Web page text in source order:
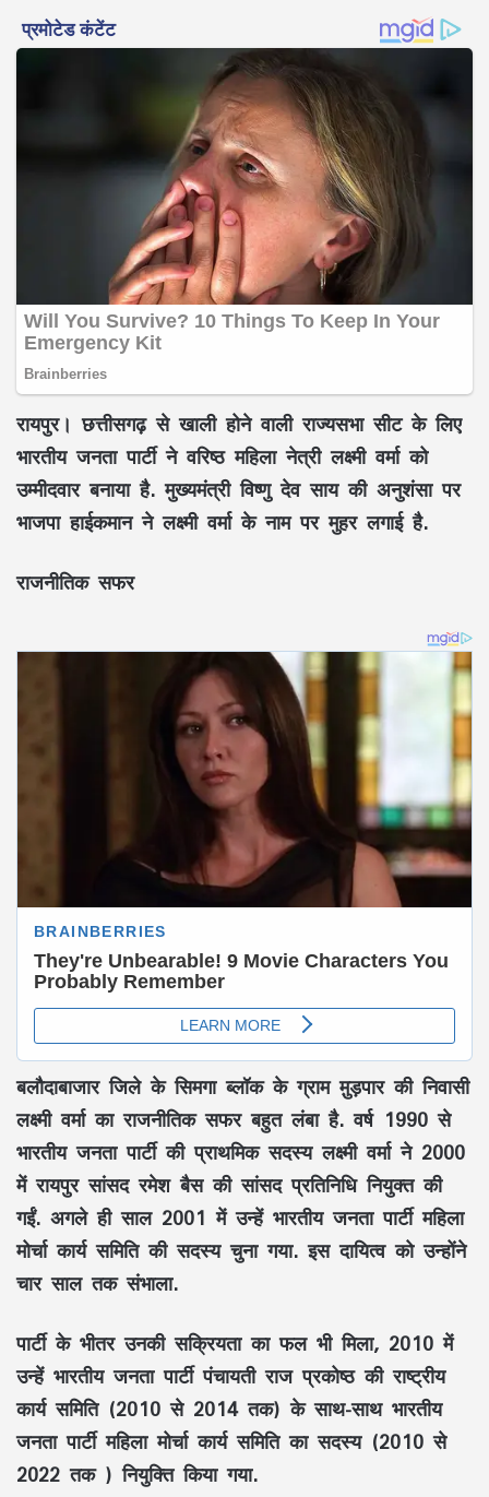
रायपुर। छत्तीसगढ़ से खाली होने वाली राज्यसभा सीट के लिए
भारतीय जनता पार्टी ने वरिष्ठ महिला नेत्री लक्ष्मी वर्मा को
उम्मीदवार बनाया है. मुख्यमंत्री विष्णु देव साय की अनुशंसा पर
भाजपा हाईकमान ने लक्ष्मी वर्मा के नाम पर मुहर लगाई है.
राजनीतिक सफर
बलौदाबाजार जिले के सिमगा ब्लॉक के ग्राम मु़ड़पार की निवासी
लक्ष्मी वर्मा का राजनीतिक सफर बहुत लंबा है. वर्ष 1990 से
भारतीय जनता पार्टी की प्राथमिक सदस्य लक्ष्मी वर्मा ने 2000
में रायपुर सांसद रमेश बैस की सांसद प्रतिनिधि नियुक्त की
गईं. अगले ही साल 2001 में उन्हें भारतीय जनता पार्टी महिला
मोर्चा कार्य समिति की सदस्य चुना गया. इस दायित्व को उन्होंने
चार साल तक संभाला.
पार्टी के भीतर उनकी सक्रियता का फल भी मिला, 2010 में
उन्हें भारतीय जनता पार्टी पंचायती राज प्रकोष्ठ की राष्ट्रीय
कार्य समिति (2010 से 2014 तक) के साथ-साथ भारतीय
जनता पार्टी महिला मोर्चा कार्य समिति का सदस्य (2010 से
2022 तक ) नियुक्ति किया गया.